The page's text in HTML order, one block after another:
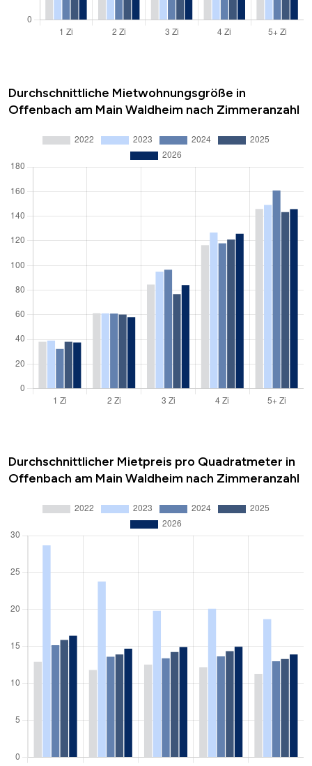
Durchschnittliche Mietwohnungsgröße in
Offenbach am Main Waldheim nach Zimmeranzahl
Durchschnittlicher Mietpreis pro Quadratmeter in
Offenbach am Main Waldheim nach Zimmeranzahl